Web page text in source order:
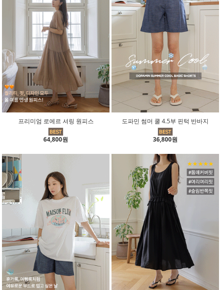
프리미엄 로에르 셔링 원피스
64,800원
도파민 썸머 쿨 4.5부 핀턱 반바지
36,800원